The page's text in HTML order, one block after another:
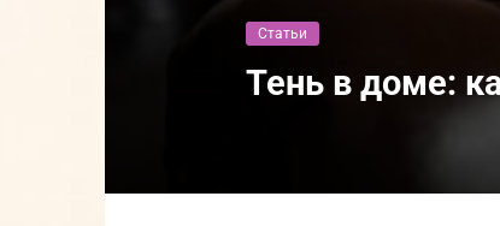
Статьи
Тень в доме: